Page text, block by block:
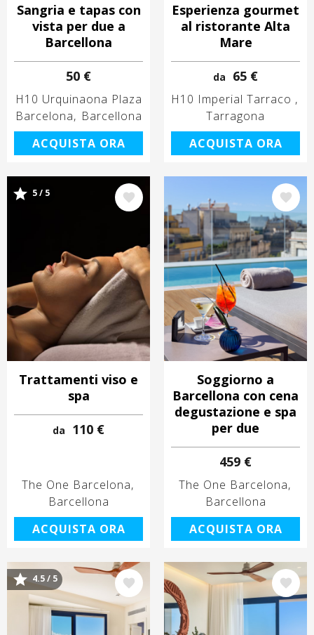
Sangria e tapas con
vista per due a
Barcellona
50 €
H10 Urquinaona Plaza
Barcelona
Barcellona
ACQUISTA ORA
Esperienza gourmet
al ristorante Alta
Mare
da 65 €
H10 Imperial Tarraco
Tarragona
ACQUISTA ORA
Immagine
5 / 5
Trattamenti viso e
spa
da 110 €
The One Barcelona
Barcellona
ACQUISTA ORA
Immagine
Soggiorno a
Barcellona con cena
degustazione e spa
per due
459 €
The One Barcelona
Barcellona
ACQUISTA ORA
Immagine
4.5 / 5 Immagine